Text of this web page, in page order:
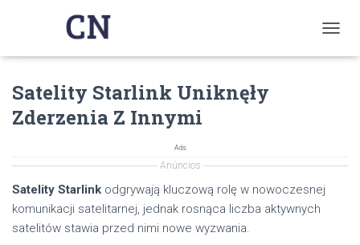
O
Satelity Starlink Uniknęły
Zderzenia Z Innymi
Ads
Anúncios
Satelity Starlink odgrywają kluczową rolę w nowoczesnej
komunikacji satelitarnej, jednak rosnąca liczba aktywnych
satelitów stawia przed nimi nowe wyzwania.